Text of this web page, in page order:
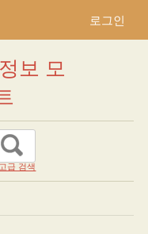
로그인
보 모
고급 검색